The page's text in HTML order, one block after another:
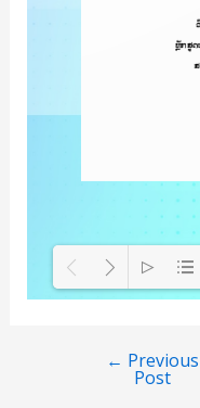
← Previous
Post